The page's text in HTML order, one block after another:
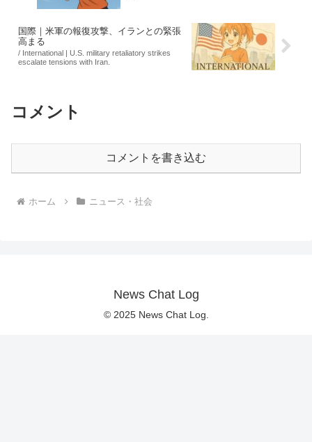
国際｜米軍の報復攻撃、イランとの緊張
高まる
/ International | U.S. military retaliatory strikes
escalate tensions with Iran.
コメント
コメントを書き込む
ホーム ニュース・社会
News Chat Log
© 2025 News Chat Log.